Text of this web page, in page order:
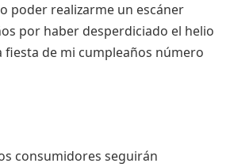
poder realizarme un escáner
por haber desperdiciado el helio
fiesta de mi cumpleaños número
consumidores seguirán